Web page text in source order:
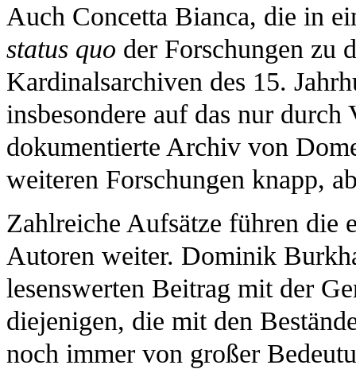
Auch Concetta Bianca, die in
status quo der Forschungen zu
Kardinalsarchiven des 15.
insbesondere auf das nur
dokumentierte Archiv von
weiteren Forschungen knapp,
Zahlreiche Aufsätze führen die
Autoren weiter. Dominik
lesenswerten Beitrag mit der
diejenigen, die mit den
noch immer von großer